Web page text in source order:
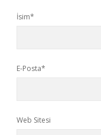
İsim*
E-Posta*
Web Sitesi